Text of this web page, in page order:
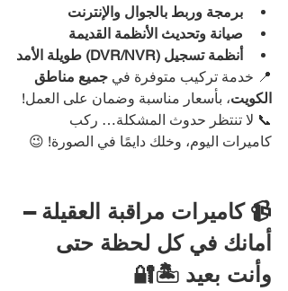
برمجة وربط بالجوال والإنترنت
صيانة وتحديث الأنظمة القديمة
أنظمة تسجيل (DVR/NVR) طويلة الأمد
📍 خدمة تركيب متوفرة في جميع مناطق
الكويت، بأسعار مناسبة وضمان على العمل!
📞 لا تنتظر حدوث المشكلة… ركب
كاميرات اليوم، وخلك دايمًا في الصورة! 😉
📹 كاميرات مراقبة العقيلة –
أمانك في كل لحظة حتى
وأنت بعيد 🏝️🔐